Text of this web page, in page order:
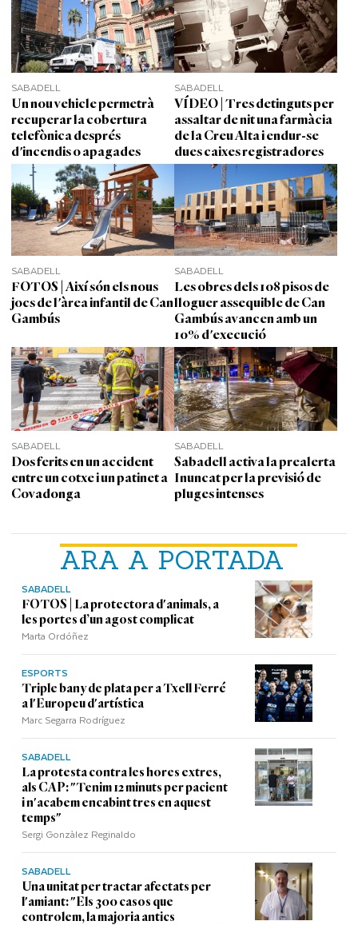
ARA A PORTADA
SABADELL
FOTOS | La protectora d'animals, a
les portes d’un agost complicat
Marta Ordóñez
ESPORTS
Triple bany de plata per a Txell Ferré
a l'Europeu d'artística
Marc Segarra Rodríguez
SABADELL
La protesta contra les hores extres,
als CAP: "Tenim 12 minuts per pacient
i n'acabem encabint tres en aquest
temps"
Sergi Gonzàlez Reginaldo
SABADELL
Una unitat per tractar afectats per
l'amiant: "Els 300 casos que
controlem, la majoria antics
SABADELL
Un nou vehicle permetrà
recuperar la cobertura
telefònica després
d'incendis o apagades
SABADELL
VÍDEO | Tres detinguts per
assaltar de nit una farmàcia
de la Creu Alta i endur-se
dues caixes registradores
SABADELL
FOTOS | Així són els nous
jocs de l'àrea infantil de Can
Gambús
SABADELL
Les obres dels 108 pisos de
lloguer assequible de Can
Gambús avancen amb un
10% d'execució
SABADELL
Dos ferits en un accident
entre un cotxe i un patinet a
Covadonga
SABADELL
Sabadell activa la prealerta
Inuncat per la previsió de
pluges intenses